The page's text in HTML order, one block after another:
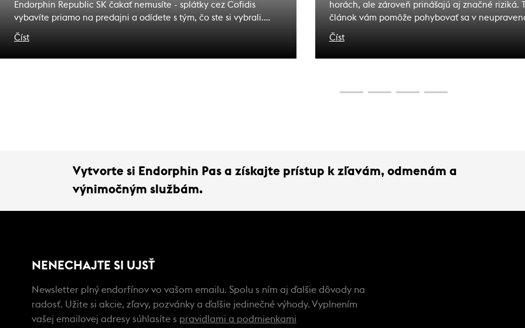
Endorphin Republic SK čakať nemusíte - splátky cez Cofidis
vybavíte priamo na predajni a odídete s tým, čo ste si vybrali.
Zážitky, na ktoré čakáte sú bližšie, ako si myslíte.
Číst
horách, ale zároveň prinášajú aj značné riziká.
článok vám pomôže pohybovať sa v
bezpečne a zodpovedne, minimalizovať
maximálne si užiť horské dobrodružstvá.
používať lavínovú výbavu, ako rozpoznať
Číst
Vytvorte si Endorphin Pas a získajte prístup k zľavám, odmenám a
výnimočným službám.
NENECHAJTE SI UJSŤ
Newsletter plný endorfínov vo vašom emailu. Spolu s ním aj ďalšie dôvody na
radosť. Užite si akcie, zľavy, pozvánky a ďalšie jedinečné výhody. Vyplnením
vašej emailovej adresy súhlasíte s pravidlami a podmienkami